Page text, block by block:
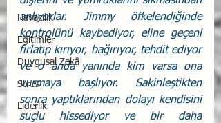
Havacılık
Eğitimler
Duygusal Zekâ
Stres
Liderlik
anlıyorlar. Jimmy öfkelendiğinde
kontrolünü kaybediyor, eline geçeni
fırlatıp kırıyor, bağırıyor, tehdit ediyor
ve o anda yanında kim varsa ona
vurmaya başlıyor. Sakinleştikten
sonra yaptıklarından dolayı kendisini
suçlu hissediyor ve bir daha